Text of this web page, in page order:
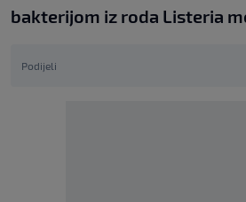
bakterijom iz roda Listeria
Podijeli